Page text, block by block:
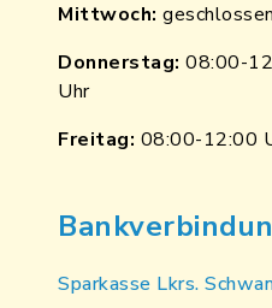
Mittwoch: geschlossen
Donnerstag: 08:00-
Uhr
Freitag: 08:00-12:00
Sparkasse Lkrs.